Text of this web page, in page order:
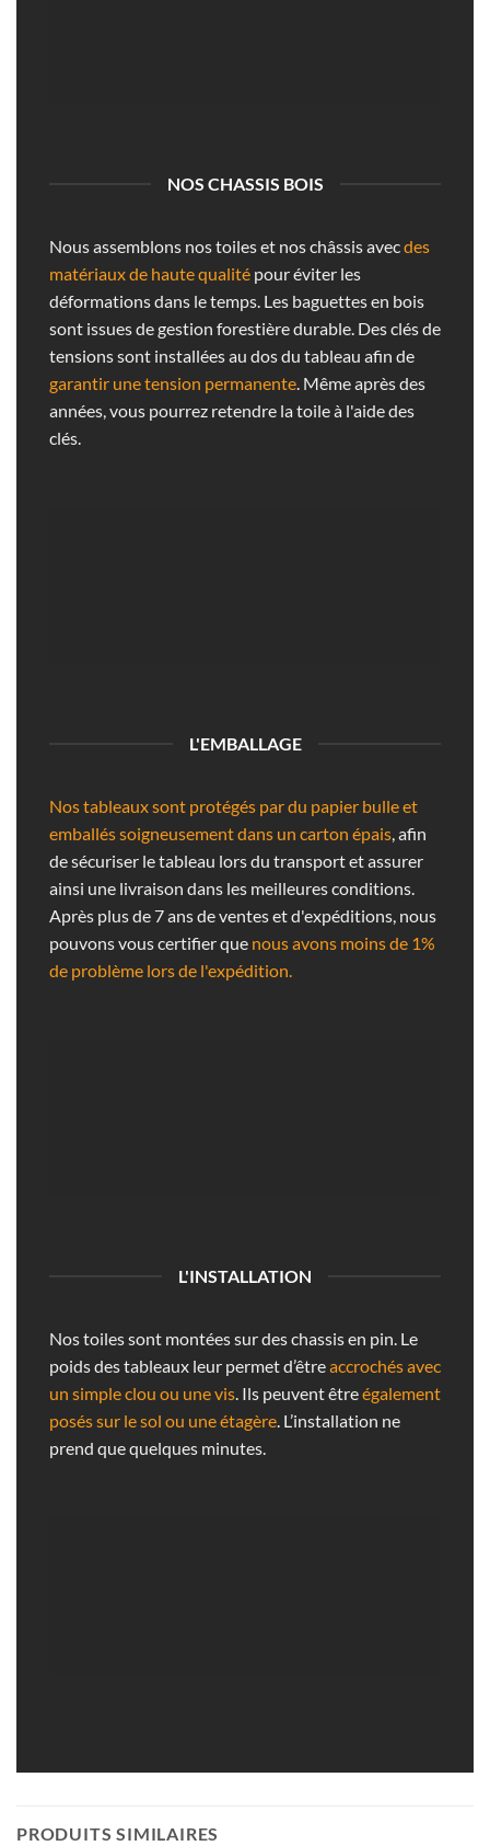
NOS CHASSIS BOIS
Nous assemblons nos toiles et nos châssis avecdes
matériaux de haute qualité pour éviter les
déformations dans le temps. Les baguettes en bois
sont issues de gestion forestière durable. Des clés de
tensions sont installées au dos du tableau afin de
garantir une tension permanente. Même après des
années, vous pourrez retendre la toile à l'aide des
clés.
L'EMBALLAGE
Nos tableaux sont protégés par du papier bulle et
emballés soigneusement dans un carton épais, afin
de sécuriser le tableau lors du transport et assurer
ainsi une livraison dans les meilleures conditions.
Après plus de 7 ans de ventes et d'expéditions, nous
pouvons vous certifier que nous avons moins de 1%
de problème lors de l'expédition.
L'INSTALLATION
Nos toiles sont montées sur des chassis en pin. Le
poids des tableaux leur permet d’êtreaccrochés avec
un simple clou ou une vis. Ils peuvent êtreégalement
posés sur le sol ou une étagère. L’installation ne
prend que quelques minutes.
PRODUITS SIMILAIRES